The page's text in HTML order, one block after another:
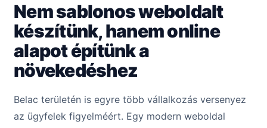
Nem sablonos weboldalt
készítünk, hanem online
alapot építünk a
növekedéshez
Belac területén is egyre több vállalkozás versenyez
az ügyfelek figyelméért. Egy modern weboldal